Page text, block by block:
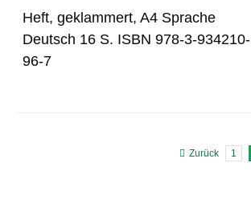
Heft, geklammert, A4 Sprache
Deutsch 16 S. ISBN 978-3-934210-
96-7
Zurück 1